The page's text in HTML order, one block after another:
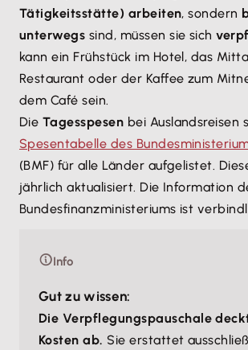
Tätigkeitsstätte) arbeiten, sondern
unterwegs sind, müssen sie sich
kann ein Frühstück im Hotel, das
Restaurant oder der Kaffee zum
dem Café sein.
Die Tagesspesen bei Auslandsreisen
Spesentabelle des
(BMF) für alle Länder aufgelistet.
jährlich aktualisiert. Die Information
Bundesfinanzministeriums ist
Info
Gut zu wissen:
Die Verpflegungspauschale
Kosten ab. Sie erstattet